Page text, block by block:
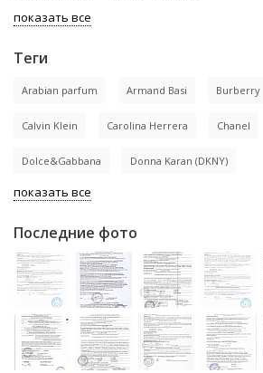
показать все
Теги
Arabian parfum Armand Basi Burberry
Calvin Klein Carolina Herrera Chanel
Dolce&Gabbana Donna Karan (DKNY)
показать все
Последние фото